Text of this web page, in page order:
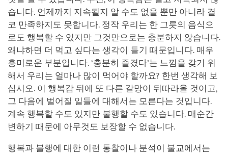
습니다. 언제까지 지속될지 알 수도 없을 뿐만 아니라 결
코 만족하지도 못합니다. 정작 우리는 한 그릇의 음식으
로도 행복할 수 있지만 그것만으로는 충분하지 않습니다.
왜냐하면 더 먹고 싶다는 생각이 들기 때문입니다. 매우
흥미로운 부분입니다. ‘충분히 즐겼다’는 느낌을 갖기 위
해서 우리는 얼마나 많이 먹어야 할까요? 한번 생각해 보
십시오. 이 행복감 뒤에 또 다른 갈망이 뒤따라올 것이고,
그 다음에 벌어질 일들에 대해서는 모른다는 것입니다.
계속 행복할 수도 있지만 불행할 수도 있습니다. 매순간
변하기 때문에 아무것도 보장할 수 없습니다.
행복과 불행에 대한 이런 통찰이나 분석이 불교에서는